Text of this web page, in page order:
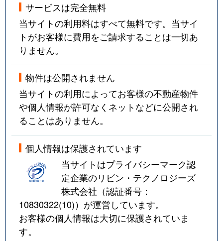
サービスは完全無料
当サイトの利用料はすべて無料です。当サイ
トがお客様に費用をご請求することは一切あ
りません。
物件は公開されません
当サイトの利用によってお客様の不動産物件
や個人情報が許可なくネットなどに公開され
ることはありません。
個人情報は保護されています
当サイトはプライバシーマーク認
定企業のリビン・テクノロジーズ
株式会社（認証番号：
10830322(10)）が運営しています。
お客様の個人情報は大切に保護されていま
す。